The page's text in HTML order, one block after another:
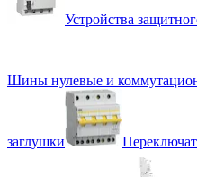
Устройства
Шины нулевые и
заглушки